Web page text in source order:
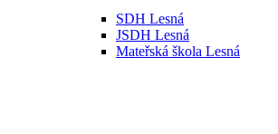
SDH Lesná
JSDH Lesná
Mateřská škola Lesná